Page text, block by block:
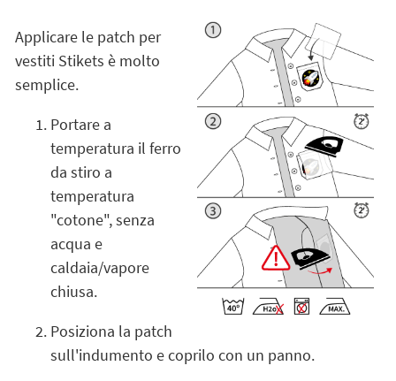
Applicare le patch per
vestiti Stikets è molto
semplice.
Portare a
temperatura il ferro
da stiro a
temperatura
"cotone", senza
acqua e
caldaia/vapore
chiusa.
Posiziona la patch
sull'indumento e coprilo con un panno.